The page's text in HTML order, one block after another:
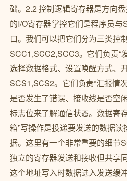
础。2.2 控制逻辑寄存器是方向
的I/O寄存器掌控它们是程序员与
口。我们可以把它们分为三类控
SCC1,SCC2,SCC3。它们负责“
选择数据格式、设置唤醒方式、
SCS1,SCS2。它们负责“汇报情
是否发生了错误、接收线是否空
标志位来了解通信状态。数据寄
箱”写操作是投递要发送的数据
据。这里有一个非常重要的细节
独立的寄存器发送和接收但共享
这个地址写入时数据进入发送缓